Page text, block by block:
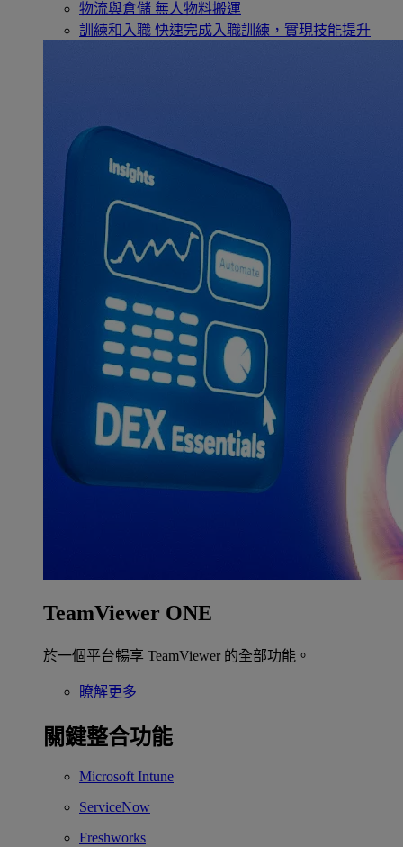
物流與倉儲 無人物料搬運
訓練和入職 快速完成入職訓練，實現技能提升
TeamViewer ONE
於一個平台暢享 TeamViewer 的全部功能。
瞭解更多
關鍵整合功能
Microsoft Intune
ServiceNow
Freshworks